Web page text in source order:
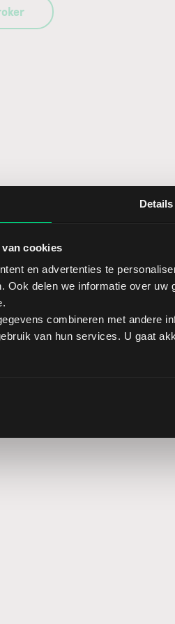
Details
cookies
en advertenties te
Ook delen we informatie over
combineren met andere
van hun services. U gaat